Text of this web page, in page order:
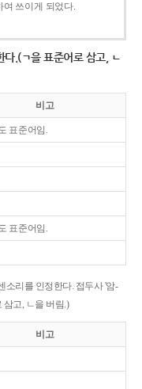
여 쓰이게 되었다.
.(ㄱ을 표준어로 삼고, ㄴ
비고
표준어임.
표준어임.
소리를 인정한다. 접두사 '암-
고, ㄴ을 버림.)
비고